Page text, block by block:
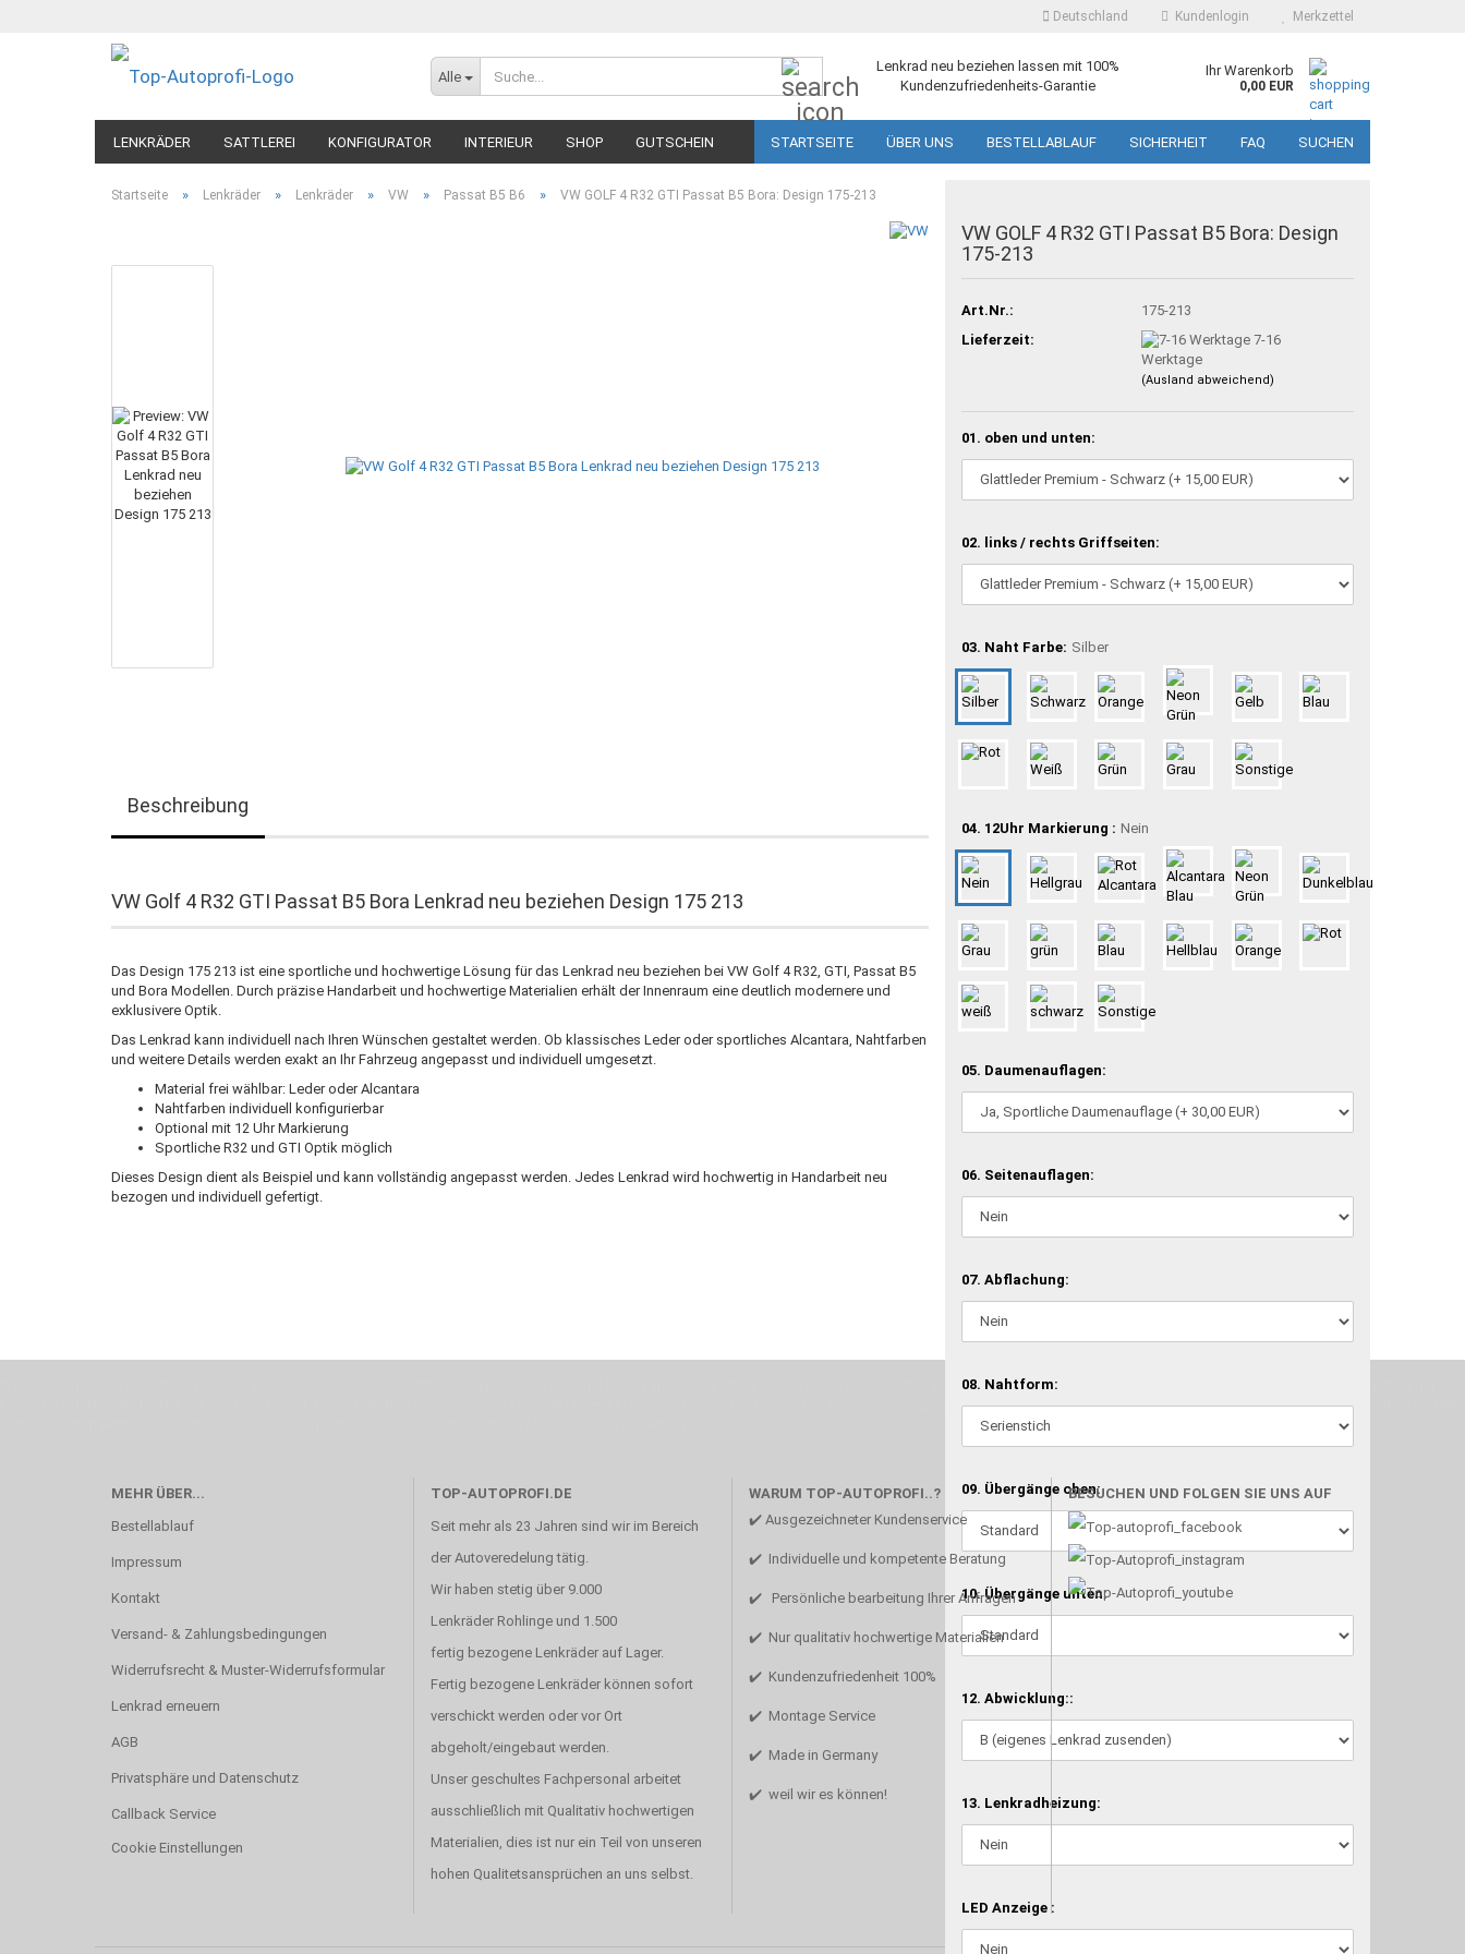
Deutschland Kundenlogin Merkzettel
Alle
Lenkrad neu beziehen lassen mit 100%
Kundenzufriedenheits-Garantie
Ihr Warenkorb
0,00 EUR
LENKRÄDER SATTLEREI KONFIGURATOR INTERIEUR SHOP GUTSCHEIN STARTSEITE ÜBER UNS BESTELLABLAUF SICHERHEIT FAQ SUCHEN
Startseite » Lenkräder » Lenkräder » VW » Passat B5 B6 » VW GOLF 4 R32 GTI Passat B5 Bora: Design 175-213
VW GOLF 4 R32 GTI Passat B5 Bora: Design
175-213
Art.Nr.:
175-213
Lieferzeit:
7-16
Werktage
(Ausland abweichend)
01. oben und unten:
02. links / rechts Griffseiten:
03. Naht Farbe: Silber
04. 12Uhr Markierung : Nein
05. Daumenauflagen:
06. Seitenauflagen:
07. Abflachung:
08. Nahtform:
09. Übergänge oben:
10. Übergänge unten:
12. Abwicklung::
13. Lenkradheizung:
LED Anzeige :
Beschreibung
VW Golf 4 R32 GTI Passat B5 Bora Lenkrad neu beziehen Design 175 213
Das Design 175 213 ist eine sportliche und hochwertige Lösung für das Lenkrad neu beziehen bei VW Golf 4 R32, GTI, Passat B5
und Bora Modellen. Durch präzise Handarbeit und hochwertige Materialien erhält der Innenraum eine deutlich modernere und
exklusivere Optik.
Das Lenkrad kann individuell nach Ihren Wünschen gestaltet werden. Ob klassisches Leder oder sportliches Alcantara, Nahtfarben
und weitere Details werden exakt an Ihr Fahrzeug angepasst und individuell umgesetzt.
Material frei wählbar: Leder oder Alcantara
Nahtfarben individuell konfigurierbar
Optional mit 12 Uhr Markierung
Sportliche R32 und GTI Optik möglich
Dieses Design dient als Beispiel und kann vollständig angepasst werden. Jedes Lenkrad wird hochwertig in Handarbeit neu
bezogen und individuell gefertigt.
Wenn Du jemanden suchst der Deine Individualität und Ideen versteht, Deine Emotionen teilt, bist Du bei uns richtig. Unser Ziel ist Deine Idee greifbar zu machen und Deine Vorstellung in die Tat umzusetzen. Unser Handwerk ist der
Motor für Qualität, die Du bei uns erfahren kannst. Dabei behelfen wir uns in erste Linie mit unserer Erfahrung. Um ein bestmögliches Ergebnis zu erzielen, verwenden wir hochwertige Materialien und nehmen uns für jeden Arbeitsschritt
MEHR ÜBER...
Bestellablauf
Impressum
Kontakt
Versand- & Zahlungsbedingungen
Widerrufsrecht & Muster-Widerrufsformular
Lenkrad erneuern
AGB
Privatsphäre und Datenschutz
Callback Service
Cookie Einstellungen
TOP-AUTOPROFI.DE
Seit mehr als 23 Jahren sind wir im Bereich
der Autoveredelung tätig.
Wir haben stetig über 9.000
Lenkräder Rohlinge und 1.500
fertig bezogene Lenkräder auf Lager.
Fertig bezogene Lenkräder können sofort
verschickt werden oder vor Ort
abgeholt/eingebaut werden.
Unser geschultes Fachpersonal arbeitet
ausschließlich mit Qualitativ hochwertigen
Materialien, dies ist nur ein Teil von unseren
hohen Qualitetsansprüchen an uns selbst.
WARUM TOP-AUTOPROFI..?
✔️ Ausgezeichneter Kundenservice
✔️ Individuelle und kompetente Beratung
✔️ Persönliche bearbeitung Ihrer Anfragen
✔️ Nur qualitativ hochwertige Materialien
✔️ Kundenzufriedenheit 100%
✔️ Montage Service
✔️ Made in Germany
✔️ weil wir es können!
BESUCHEN UND FOLGEN SIE UNS AUF